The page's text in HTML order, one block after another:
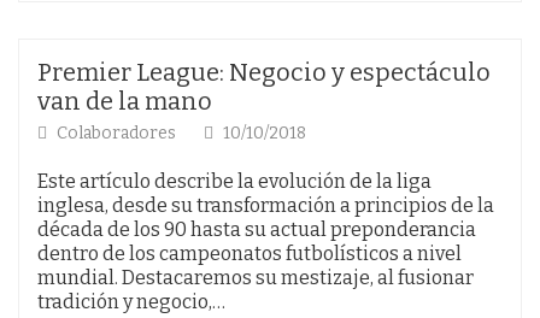
Premier League: Negocio y espectáculo
van de la mano
Colaboradores 10/10/2018
Este artículo describe la evolución de la liga
inglesa, desde su transformación a principios de la
década de los 90 hasta su actual preponderancia
dentro de los campeonatos futbolísticos a nivel
mundial. Destacaremos su mestizaje, al fusionar
tradición y negocio,…